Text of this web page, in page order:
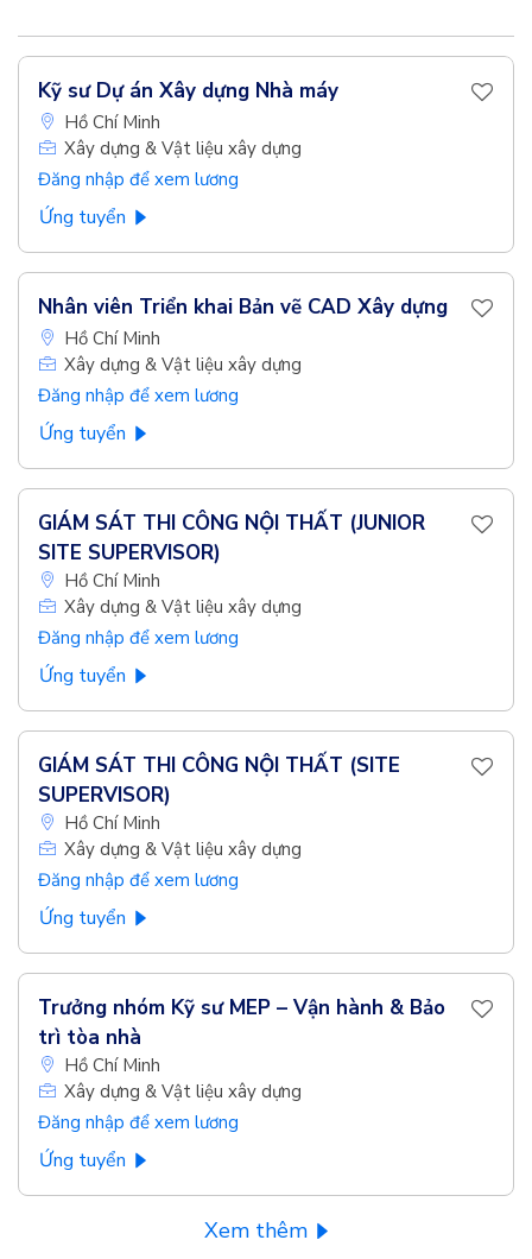
Kỹ sư Dự án Xây dựng Nhà máy
Hồ Chí Minh
Xây dựng & Vật liệu xây dựng
Đăng nhập để xem lương
Ứng tuyển
Nhân viên Triển khai Bản vẽ CAD Xây dựng
Hồ Chí Minh
Xây dựng & Vật liệu xây dựng
Đăng nhập để xem lương
Ứng tuyển
GIÁM SÁT THI CÔNG NỘI THẤT (JUNIOR
SITE SUPERVISOR)
Hồ Chí Minh
Xây dựng & Vật liệu xây dựng
Đăng nhập để xem lương
Ứng tuyển
GIÁM SÁT THI CÔNG NỘI THẤT (SITE
SUPERVISOR)
Hồ Chí Minh
Xây dựng & Vật liệu xây dựng
Đăng nhập để xem lương
Ứng tuyển
Trưởng nhóm Kỹ sư MEP – Vận hành & Bảo
trì tòa nhà
Hồ Chí Minh
Xây dựng & Vật liệu xây dựng
Đăng nhập để xem lương
Ứng tuyển
Xem thêm